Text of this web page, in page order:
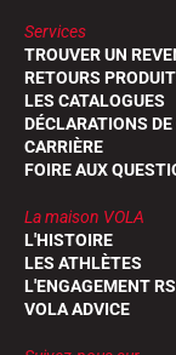
Services
TROUVER UN
RETOURS
LES CATALOGUES
DÉCLARATIONS
CARRIÈRE
FOIRE AUX
La maison VOLA
L'HISTOIRE
LES ATHLÈTES
L'ENGAGEMENT
VOLA ADVICE